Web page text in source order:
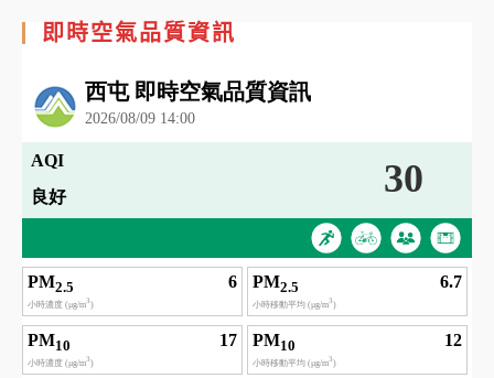
即時空氣品質資訊